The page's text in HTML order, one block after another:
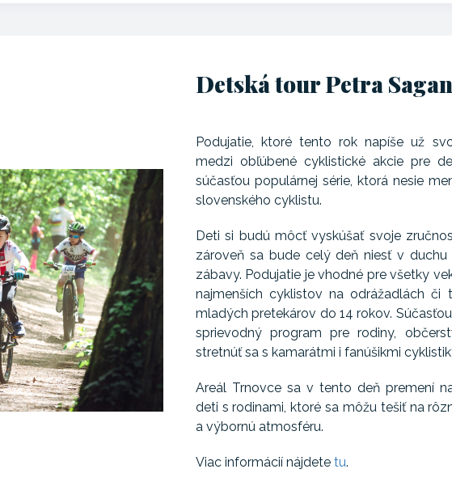
Detská tour Petra
Podujatie, ktoré tento rok napíše už
medzi obľúbené cyklistické akcie pre
súčasťou populárnej série, ktorá nesie
slovenského cyklistu.
Deti si budú môcť vyskúšať svoje
zároveň sa bude celý deň niesť v
zábavy. Podujatie je vhodné pre všetky
najmenších cyklistov na odrážadlách či
mladých pretekárov do 14 rokov.
sprievodný program pre rodiny,
stretnúť sa s kamarátmi i fanúšikmi
Areál Trnovce sa v tento deň premení
deti s rodinami, ktoré sa môžu tešiť na
a výbornú atmosféru.
Viac informácií nájdete tu.